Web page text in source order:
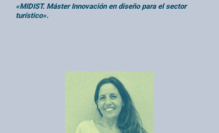
«MIDIST. Máster Innovación en diseño para el sector
turístico».